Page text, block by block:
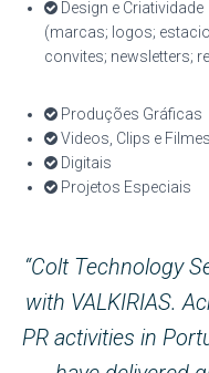
Design e Criatividade
(marcas; logos;
convites; newsletters;
Produções Gráficas
Videos, Clips e Filmes
Digitais
Projetos Especiais
“Colt Technology
with VALKIRIAS.
PR activities in